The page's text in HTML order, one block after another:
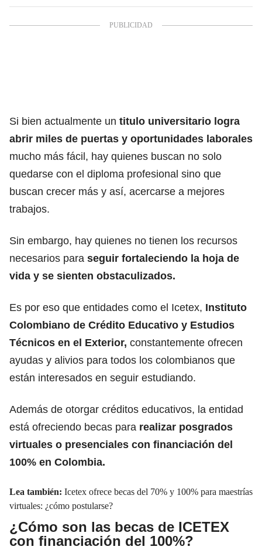
Si bien actualmente un titulo universitario logra
abrir miles de puertas y oportunidades laborales
mucho más fácil, hay quienes buscan no solo
quedarse con el diploma profesional sino que
buscan crecer más y así, acercarse a mejores
trabajos.
Sin embargo, hay quienes no tienen los recursos
necesarios para seguir fortaleciendo la hoja de
vida y se sienten obstaculizados.
Es por eso que entidades como el Icetex, Instituto
Colombiano de Crédito Educativo y Estudios
Técnicos en el Exterior, constantemente ofrecen
ayudas y alivios para todos los colombianos que
están interesados en seguir estudiando.
Además de otorgar créditos educativos, la entidad
está ofreciendo becas para realizar posgrados
virtuales o presenciales con financiación del
100% en Colombia.
Lea también: Icetex ofrece becas del 70% y 100% para maestrías
virtuales: ¿cómo postularse?
¿Cómo son las becas de ICETEX
con financiación del 100%?